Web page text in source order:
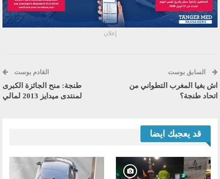
إعلان
السابق بوست
اش بغيا المغرب التطواني من
اتحاد طنجة؟
القادم بوست
طنجة: منح الجائزة الكبرى
لمنتدى ميدايز 2013 لمالي
قد يعجبك ايضا